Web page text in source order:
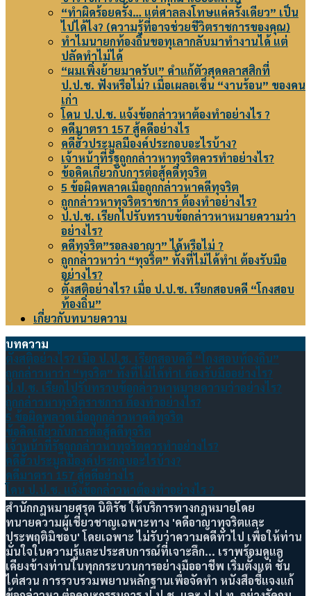
“ทำผิดร้อยครั้ง… แต่ศาลลงโทษแค่ครั้งเดียว” เป็น
ไปได้ไง? (ความรู้ที่อาจช่วยชีวิตราชการของคุณ)
ทำไมนายกท้องถิ่นขอทุเลากลับมาทำงานได้ แต่
ปลัดทำไม่ได้
“ผมเพิ่งย้ายมาครับ!” คำแก้ตัวสุดคลาสสิกที่
ป.ป.ช. ฟังหรือไม่? เมื่อเผลอเซ็น “งานร้อน” ของคน
เก่า
โดน ป.ป.ช. แจ้งข้อกล่าวหาต้องทำอย่างไร ?
คดีมาตรา 157 สู้คดีอย่างไร
คดีฮั้วประมูลมีองค์ประกอบอะไรบ้าง?
เจ้าหน้าที่รัฐถูกกล่าวหาทุจริตควรทำอย่างไร?
ข้อคิดเกี่ยวกับการต่อสู้คดีทุจริต
5 ข้อผิดพลาดเมื่อถูกกล่าวหาคดีทุจริต
ถูกกล่าวหาทุจริตราชการ ต้องทำอย่างไร?
ป.ป.ช. เรียกไปรับทราบข้อกล่าวหาหมายความว่า
อย่างไร?
คดีทุจริต”รอลงอาญา” ได้หรือไม่ ?
ถูกกล่าวหาว่า “ทุจริต” ทั้งที่ไม่ได้ทำ! ต้องรับมือ
อย่างไร?
ตั้งสติอย่างไร? เมื่อ ป.ป.ช. เรียกสอบคดี “โกงสอบ
ท้องถิ่น”
เกี่ยวกับทนายความ
บทความ
ตั้งสติอย่างไร? เมื่อ ป.ป.ช. เรียกสอบคดี “โกงสอบท้องถิ่น”
ถูกกล่าวหาว่า “ทุจริต” ทั้งที่ไม่ได้ทำ! ต้องรับมืออย่างไร?
ป.ป.ช. เรียกไปรับทราบข้อกล่าวหาหมายความว่าอย่างไร?
ถูกกล่าวหาทุจริตราชการ ต้องทำอย่างไร?
5 ข้อผิดพลาดเมื่อถูกกล่าวหาคดีทุจริต
ข้อคิดเกี่ยวกับการต่อสู้คดีทุจริต
เจ้าหน้าที่รัฐถูกกล่าวหาทุจริตควรทำอย่างไร?
คดีฮั้วประมูลมีองค์ประกอบอะไรบ้าง?
คดีมาตรา 157 สู้คดีอย่างไร
โดน ป.ป.ช. แจ้งข้อกล่าวหาต้องทำอย่างไร ?
สำนักกฎหมายศรุต นิติรัช ให้บริการทางกฎหมายโดย
ทนายความผู้เชี่ยวชาญเฉพาะทาง 'คดีอาญาทุจริตและ
ประพฤติมิชอบ' โดยเฉพาะ ไม่รับว่าความคดีทั่วไป เพื่อให้ท่าน
มั่นใจในความรู้และประสบการณ์ที่เจาะลึก... เราพร้อมดูแล
เคียงข้างท่านในทุกกระบวนการอย่างมืออาชีพ เริ่มตั้งแต่ ชั้น
ไต่สวน การรวบรวมพยานหลักฐานเพื่อจัดทำ หนังสือชี้แจงแก้